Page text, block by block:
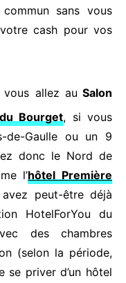
sans vous
cash pour vos
vous allez au Salon
Bourget, si vous
de-Gaulle ou un 9
donc le Nord de
l’hôtel Première
peut-être déjà
HotelForYou du
des chambres
(selon la période,
se priver d’un hôtel